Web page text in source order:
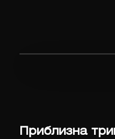
Приблизна